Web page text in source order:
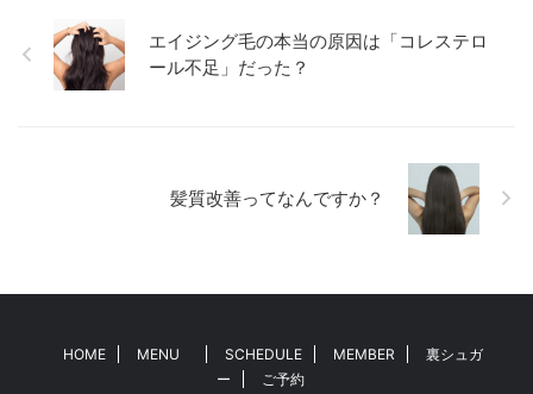
エイジング毛の本当の原因は「コレステロ
ール不足」だった？
髪質改善ってなんですか？
HOME MENU SCHEDULE MEMBER
裏シュガ
ー
ご予約